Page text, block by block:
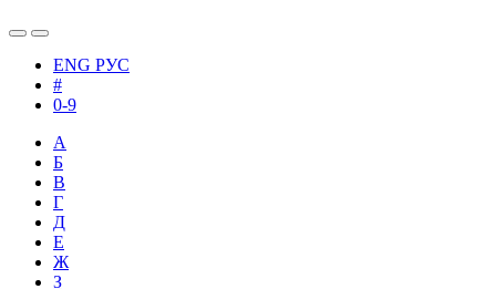
ENG РУС
#
0-9
А
Б
В
Г
Д
Е
Ж
З